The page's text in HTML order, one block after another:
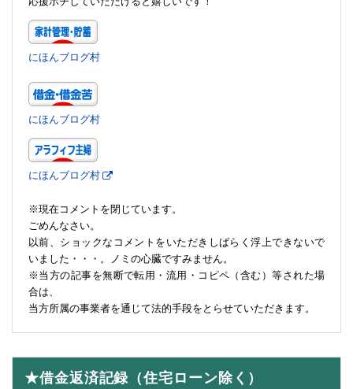
にほんブログ村
にほんブログ村
にほんブログ村
※現在コメントを閉じています。
ごめんなさい。
以前、ショックなコメントをいただきしばらく浮上できないで
いました・・・。ノミの心臓ですみません。
※当方の記事を無断で転用・流用・コピペ（含む）等された場
合は、
当方所属の事業者を通じて法的手段をとらせていただきます。
★借金返済記録（住宅ローン除く）